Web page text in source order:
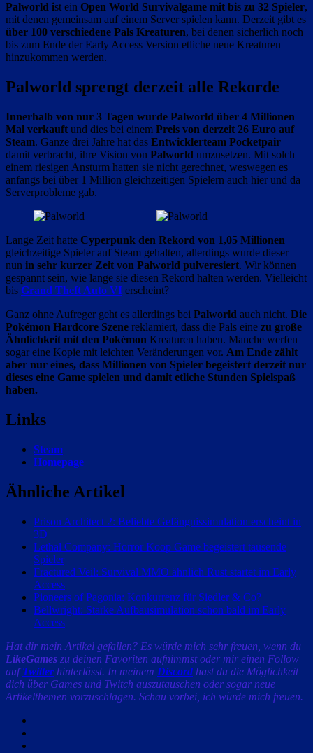
Palworld ist ein Open World Survivalgame mit bis zu 32 Spieler,
mit denen gemeinsam auf einem Server spielen kann. Derzeit gibt es
über 100 verschiedene Pals Kreaturen, bei denen sicherlich noch
bis zum Ende der Early Access Version etliche neue Kreaturen
hinzukommen werden.
Palworld sprengt derzeit alle Rekorde
Innerhalb von nur 3 Tagen wurde Palworld über 4 Millionen
Mal verkauft und dies bei einem Preis von derzeit 26 Euro auf
Steam. Ganze drei Jahre hat das Entwicklerteam Pocketpair
damit verbracht, ihre Vision von Palworld umzusetzen. Mit solch
einem riesigen Ansturm hatten sie nicht gerechnet, weswegen es
anfangs bei über 1 Million gleichzeitigen Spielern auch hier und da
Serverprobleme gab.
Lange Zeit hatte Cyperpunk den Rekord von 1,05 Millionen
gleichzeitige Spieler auf Steam gehalten, allerdings wurde dieser
nun in sehr kurzer Zeit von Palworld pulveresiert. Wir können
gespannt sein, wie lange sie diesen Rekord halten werden. Vielleicht
bis Grand Theft Auto VI erscheint?
Ganz ohne Aufreger geht es allerdings bei Palworld auch nicht. Die
Pokémon Hardcore Szene reklamiert, dass die Pals eine zu große
Ähnlichkeit mit den Pokémon Kreaturen haben. Manche werfen
sogar eine Kopie mit leichten Veränderungen vor. Am Ende zählt
aber nur eines, dass Millionen von Spieler begeistert derzeit nur
dieses eine Game spielen und damit etliche Stunden Spielspaß
haben.
Links
Steam
Homepage
Ähnliche Artikel
Prison Architect 2: Beliebte Gefängnissimulation erscheint in
3D
Lethal Company: Horror Koop Game begeistert tausende
Spieler
Fractured Veil: Survival MMO ähnlich Rust startet im Early
Access
Pioneers of Pagonia: Konkurrenz für Siedler & Co?
Bellwright: Starke Aufbausimulation schon bald im Early
Access
Hat dir mein Artikel gefallen? Es würde mich sehr freuen, wenn du
LikeGames zu deinen Favoriten aufnimmst oder mir einen Follow
aufTwitter hinterlässt. In meinem Discord hast du die Möglichkeit
dich über Games und Twitch auszutauschen oder sogar neue
Artikelthemen vorzuschlagen. Schau vorbei, ich würde mich freuen.